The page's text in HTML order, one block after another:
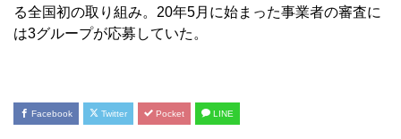
る全国初の取り組み。20年5月に始まった事業者の審査に
は3グループが応募していた。
Facebook Twitter Pocket LINE